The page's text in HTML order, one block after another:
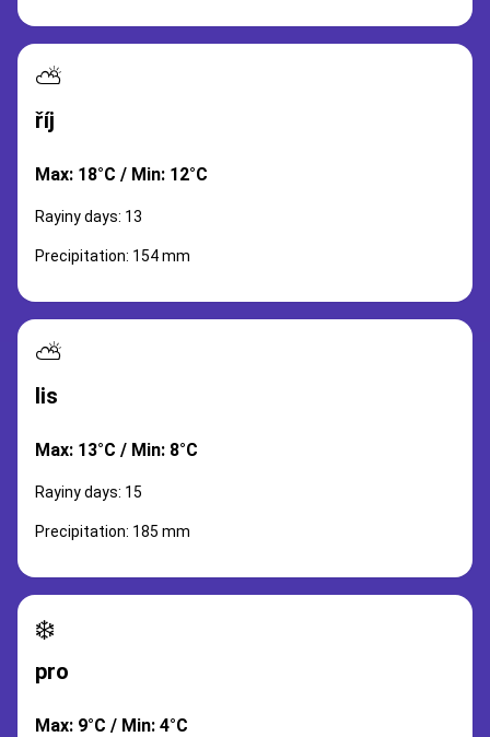
⛅
říj
Max: 18°C / Min: 12°C
Rayiny days: 13
Precipitation: 154 mm
⛅
lis
Max: 13°C / Min: 8°C
Rayiny days: 15
Precipitation: 185 mm
❄️
pro
Max: 9°C / Min: 4°C